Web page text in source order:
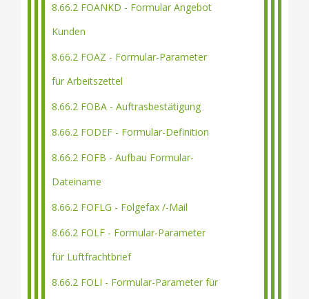
8.66.2 FOANKD - Formular Angebot
Kunden
8.66.2 FOAZ - Formular-Parameter
für Arbeitszettel
8.66.2 FOBA - Auftrasbestätigung
8.66.2 FODEF - Formular-Definition
8.66.2 FOFB - Aufbau Formular-
Dateiname
8.66.2 FOFLG - Folgefax /-Mail
8.66.2 FOLF - Formular-Parameter
für Luftfrachtbrief
8.66.2 FOLI - Formular-Parameter für